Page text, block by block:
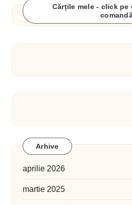
Cărțile mele - click pe
Arhive
aprilie 2026
martie 2025